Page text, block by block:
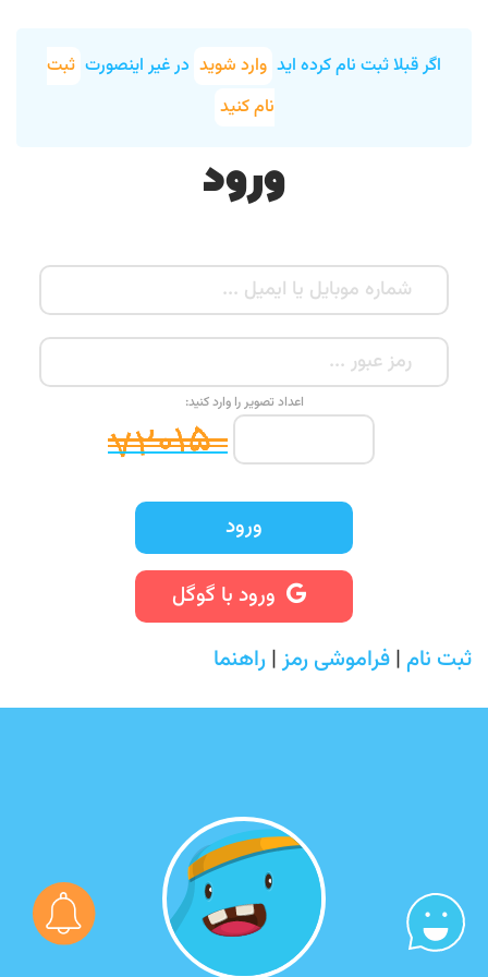
اگر قبلا ثبت نام کرده اید وارد شوید در غیر اینصورت ثبت
نام کنید
ورود
اعداد تصویر را وارد کنید:
ورود با گوگل
ورود
ثبت نام|فراموشی رمز|راهنما